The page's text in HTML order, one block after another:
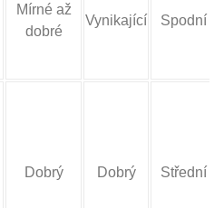
Mírné až
dobré
Vynikající Spodní
Dobrý Dobrý
Střední